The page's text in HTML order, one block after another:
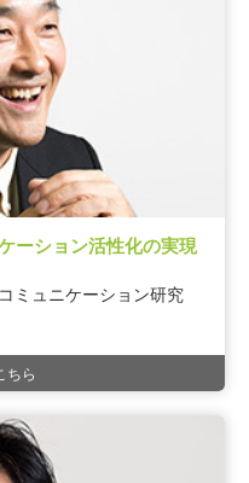
ーション活性化の実現
ミュニケーション研究
ちら